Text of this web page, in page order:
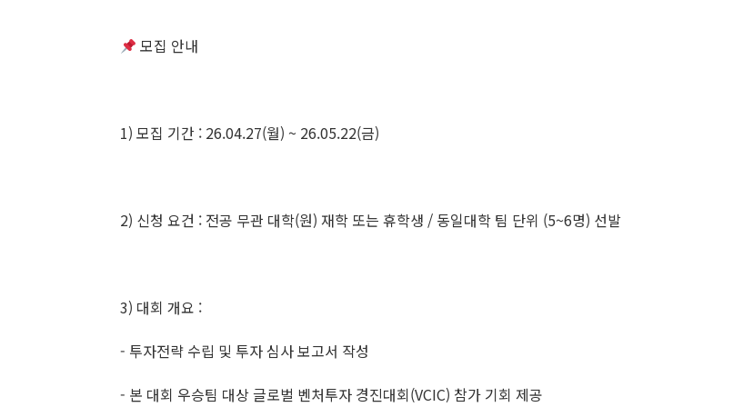
모집 안내
1) 모집 기간 : 26.04.27(월) ~ 26.05.22(금)
2) 신청 요건 : 전공 무관 대학(원) 재학 또는 휴학생 / 동일대학 팀 단위 (5~6명) 선발
3) 대회 개요 :
- 투자전략 수립 및 투자 심사 보고서 작성
- 본 대회 우승팀 대상 글로벌 벤처투자 경진대회(VCIC) 참가 기회 제공